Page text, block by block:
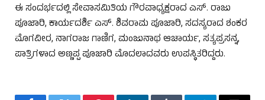
ಈ ಸಂದರ್ಭದಲ್ಲಿ ಸೇವಾಸಮಿತಿಯ ಗೌರವಾಧ್ಯಕ್ಷರಾದ ಎಸ್. ರಾಜು
ಪೂಜಾರಿ, ಕಾರ್ಯದರ್ಶಿ ಎಸ್. ಶಿವರಾಮ ಪೂಜಾರಿ, ಸದಸ್ಯರಾದ ಶಂಕರ
ಮೊಗವೀರ, ನಾಗರಾಜ ಗಾಣಿಗ, ಮಂಜುನಾಥ ಆಚಾರ್ಯ, ಸತ್ಯಪ್ರಸನ್ನ,
ಪಾತ್ರಿಗಳಾದ ಅಣ್ಣಪ್ಪ ಪೂಜಾರಿ ಮೊದಲಾದವರು ಉಪಸ್ಥಿತರಿದ್ದರು.